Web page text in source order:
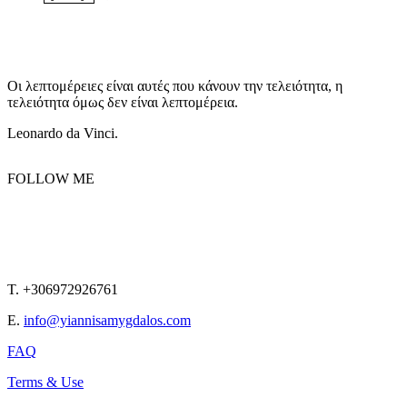
Οι λεπτομέρειες είναι αυτές που κάνουν την τελειότητα, η
τελειότητα όμως δεν είναι λεπτομέρεια.
Leonardo da Vinci.
FOLLOW ME
T. +306972926761
E. info@yiannisamygdalos.com
FAQ
Terms & Use